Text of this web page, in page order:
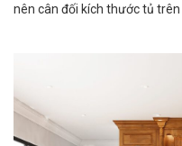
nên cân đối kích thước tủ